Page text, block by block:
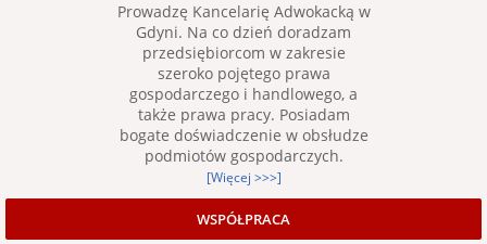
Prowadzę Kancelarię Adwokacką w
Gdyni. Na co dzień doradzam
przedsiębiorcom w zakresie
szeroko pojętego prawa
gospodarczego i handlowego, a
także prawa pracy. Posiadam
bogate doświadczenie w obsłudze
podmiotów gospodarczych.
[Więcej >>>]
WSPÓŁPRACA